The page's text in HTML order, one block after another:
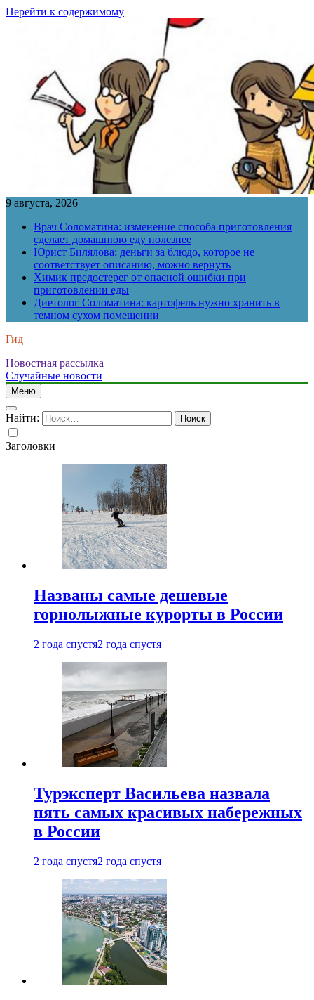
Перейти к содержимому
9 августа, 2026
Врач Соломатина: изменение способа приготовления
сделает домашнюю еду полезнее
Юрист Билялова: деньги за блюдо, которое не
соответствует описанию, можно вернуть
Химик предостерег от опасной ошибки при
приготовлении еды
Диетолог Соломатина: картофель нужно хранить в
темном сухом помещении
Гид
Новостная рассылка
Случайные новости
Меню
Найти:
Заголовки
Названы самые дешевые
горнолыжные курорты в России
2 года спустя2 года спустя
Турэксперт Васильева назвала
пять самых красивых набережных
в России
2 года спустя2 года спустя